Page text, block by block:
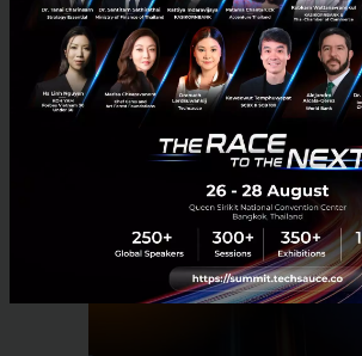
อ้างอิงIndependent,Daily Mail,
Techsauce
้hotelquickly
No comment